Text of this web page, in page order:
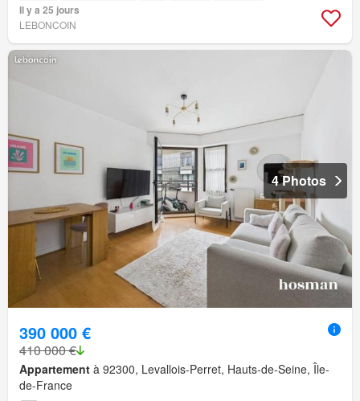
Il y a 25 jours
LEBONCOIN
4 Photos
390 000 €
410 000 €
Appartement à 92300, Levallois-Perret, Hauts-de-Seine, Île-
de-France